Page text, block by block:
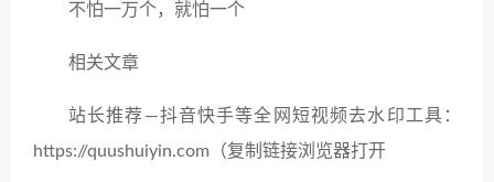
不怕一万个，就怕一个
相关文章
站长推荐—抖音快手等全网短视频去水印工具：
https://quushuiyin.com（复制链接浏览器打开